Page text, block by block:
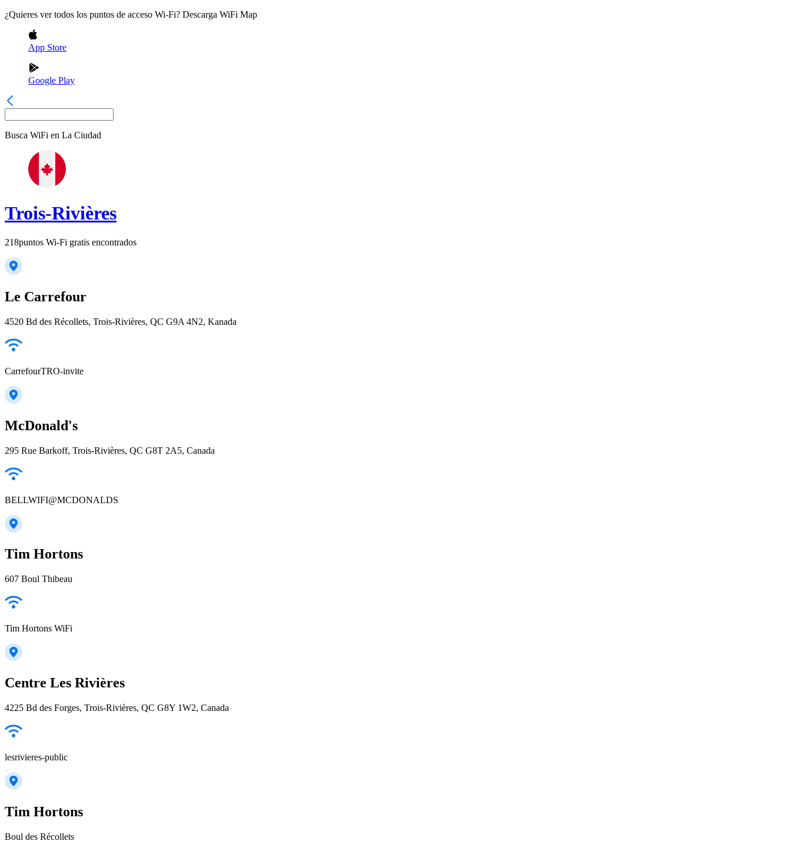
¿Quieres ver todos los puntos de acceso Wi-Fi? Descarga WiFi Map
App Store
Google Play
Busca WiFi en La Ciudad
Trois-Rivières
218puntos Wi-Fi gratis encontrados
Le Carrefour
4520 Bd des Récollets, Trois-Rivières, QC G9A 4N2, Kanada
CarrefourTRO-invite
McDonald's
295 Rue Barkoff, Trois-Rivières, QC G8T 2A5, Canada
BELLWIFI@MCDONALDS
Tim Hortons
607 Boul Thibeau
Tim Hortons WiFi
Centre Les Rivières
4225 Bd des Forges, Trois-Rivières, QC G8Y 1W2, Canada
lesrivieres-public
Tim Hortons
Boul des Récollets